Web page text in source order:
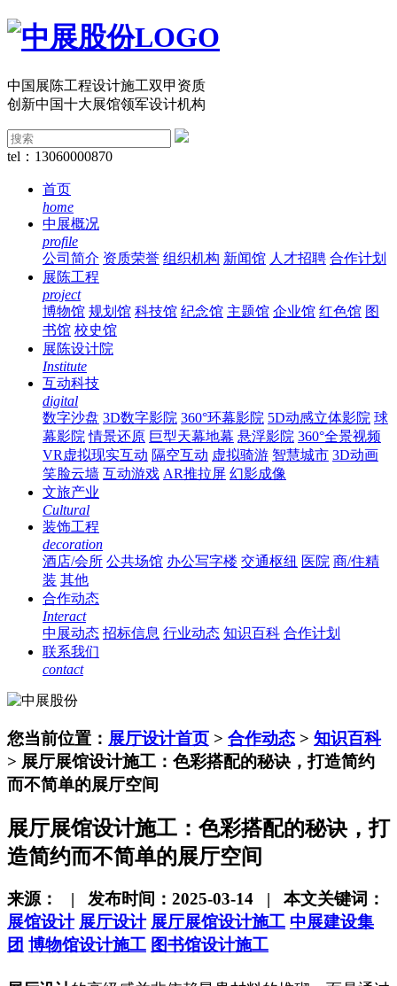
中国展陈工程设计施工双甲资质
创新中国十大展馆领军设计机构
tel：13060000870
首页
home
中展概况
profile
公司简介 资质荣誉 组织机构 新闻馆 人才招聘 合作计划
展陈工程
project
博物馆 规划馆 科技馆 纪念馆 主题馆 企业馆 红色馆 图
书馆 校史馆
展陈设计院
Institute
互动科技
digital
数字沙盘 3D数字影院 360°环幕影院 5D动感立体影院 球
幕影院 情景还原 巨型天幕地幕 悬浮影院 360°全景视频
VR虚拟现实互动 隔空互动 虚拟骑游 智慧城市 3D动画
笑脸云墙 互动游戏 AR推拉屏 幻影成像
文旅产业
Cultural
装饰工程
decoration
酒店/会所 公共场馆 办公写字楼 交通枢纽 医院 商/住精
装 其他
合作动态
Interact
中展动态 招标信息 行业动态 知识百科 合作计划
联系我们
contact
您当前位置： 展厅设计首页 > 合作动态 > 知识百科
> 展厅展馆设计施工：色彩搭配的秘诀，打造简约
而不简单的展厅空间
展厅展馆设计施工：色彩搭配的秘诀，打
造简约而不简单的展厅空间
来源： | 发布时间：2025-03-14 | 本文关键词：
展馆设计 展厅设计 展厅展馆设计施工 中展建设集
团 博物馆设计施工 图书馆设计施工